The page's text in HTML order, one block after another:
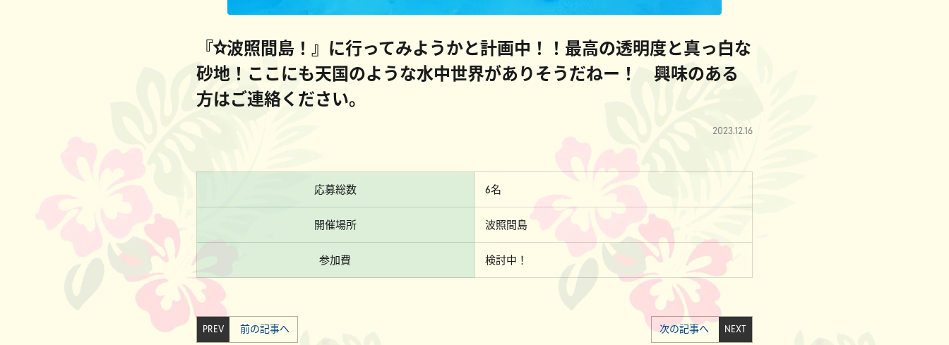
『☆波照間島！』に行ってみようかと計画中！！最高の透明度と真っ白な
砂地！ここにも天国のような水中世界がありそうだねー！ 興味のある
方はご連絡ください。
2023.12.16
応募総数 6名
開催場所 波照間島
参加費 検討中！
PREV 前の記事へ NEXT
次の記事へ